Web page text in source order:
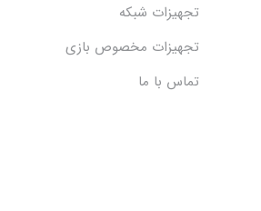
تجهیزات شبکه
تجهیزات مخصوص بازی
تماس با ما